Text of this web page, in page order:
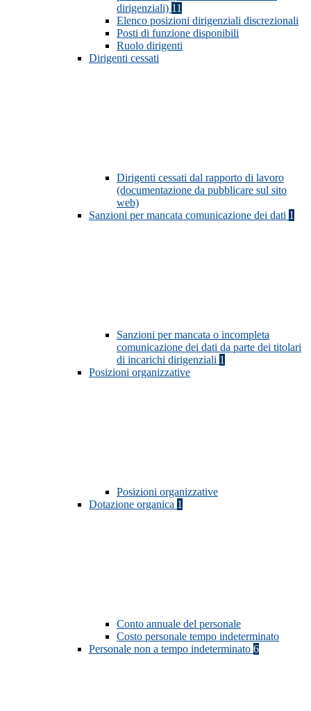
dirigenziali) 11
Elenco posizioni dirigenziali discrezionali
Posti di funzione disponibili
Ruolo dirigenti
Dirigenti cessati
Dirigenti cessati dal rapporto di lavoro
(documentazione da pubblicare sul sito
web)
Sanzioni per mancata comunicazione dei dati 1
Sanzioni per mancata o incompleta
comunicazione dei dati da parte dei titolari
di incarichi dirigenziali 1
Posizioni organizzative
Posizioni organizzative
Dotazione organica 1
Conto annuale del personale
Costo personale tempo indeterminato
Personale non a tempo indeterminato 6